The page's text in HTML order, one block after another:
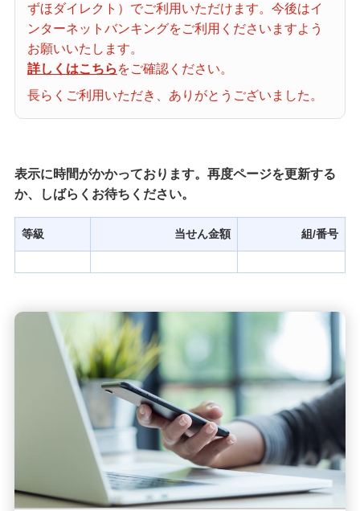
宝くじの購入・照会
宝くじ商品一覧
初めての方へ
みずほ銀行店舗・ATM
発売スケジュール
みずほ銀行について
ずほダイレクト）でご利用いただけます。今後はイ
ンターネットバンキングをご利用くださいますよう
お願いいたします。
詳しくはこちら をご確認ください。
長らくご利用いただき、ありがとうございました。
表示に時間がかかっております。再度ページを更新する
か、しばらくお待ちください。
等級 当せん金額 組/番号